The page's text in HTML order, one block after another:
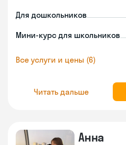
Для дошкольников
Мини-курс для школьников
Все услуги и цены (6)
Читать дальше
Анна